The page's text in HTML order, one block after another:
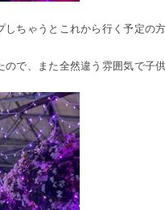
ちゃうとこれから行く予定の
で、また全然違う雰囲気で子